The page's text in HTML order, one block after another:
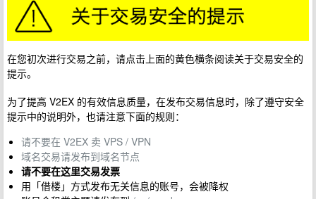
在您初次进行交易之前，请点击上面的黄色横条阅读关于交易安全的
提示。
为了提高 V2EX 的有效信息质量，在发布交易信息时，除了遵守安全
提示中的说明外，也请注意下面的规则：
请不要在 V2EX 卖 VPS / VPN
域名交易请发布到域名节点
请不要在这里交易发票
用「借楼」方式发布无关信息的账号，会被降权